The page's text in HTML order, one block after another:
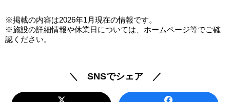
※掲載の内容は2026年1月現在の情報です。
※施設の詳細情報や休業日については、ホームページ等でご確
認ください。
＼ SNSでシェア ／